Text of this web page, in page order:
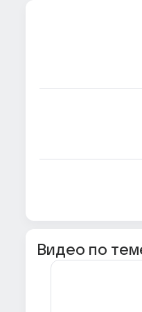
Видео по